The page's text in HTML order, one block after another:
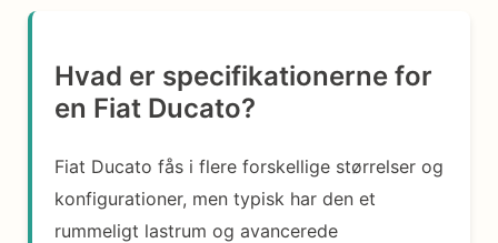
Hvad er specifikationerne for
en Fiat Ducato?
Fiat Ducato fås i flere forskellige størrelser og
konfigurationer, men typisk har den et
rummeligt lastrum og avancerede